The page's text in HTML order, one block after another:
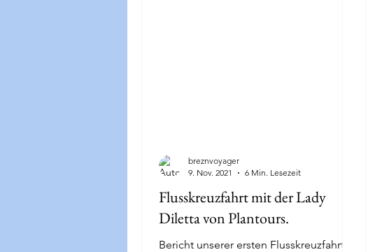
Flusskreuzfahrt mit der Lady
Diletta von Plantours.
Bericht unserer ersten Flusskreuzfahrt
breznvoyager
9. Nov. 2021
6 Min. Lesezeit